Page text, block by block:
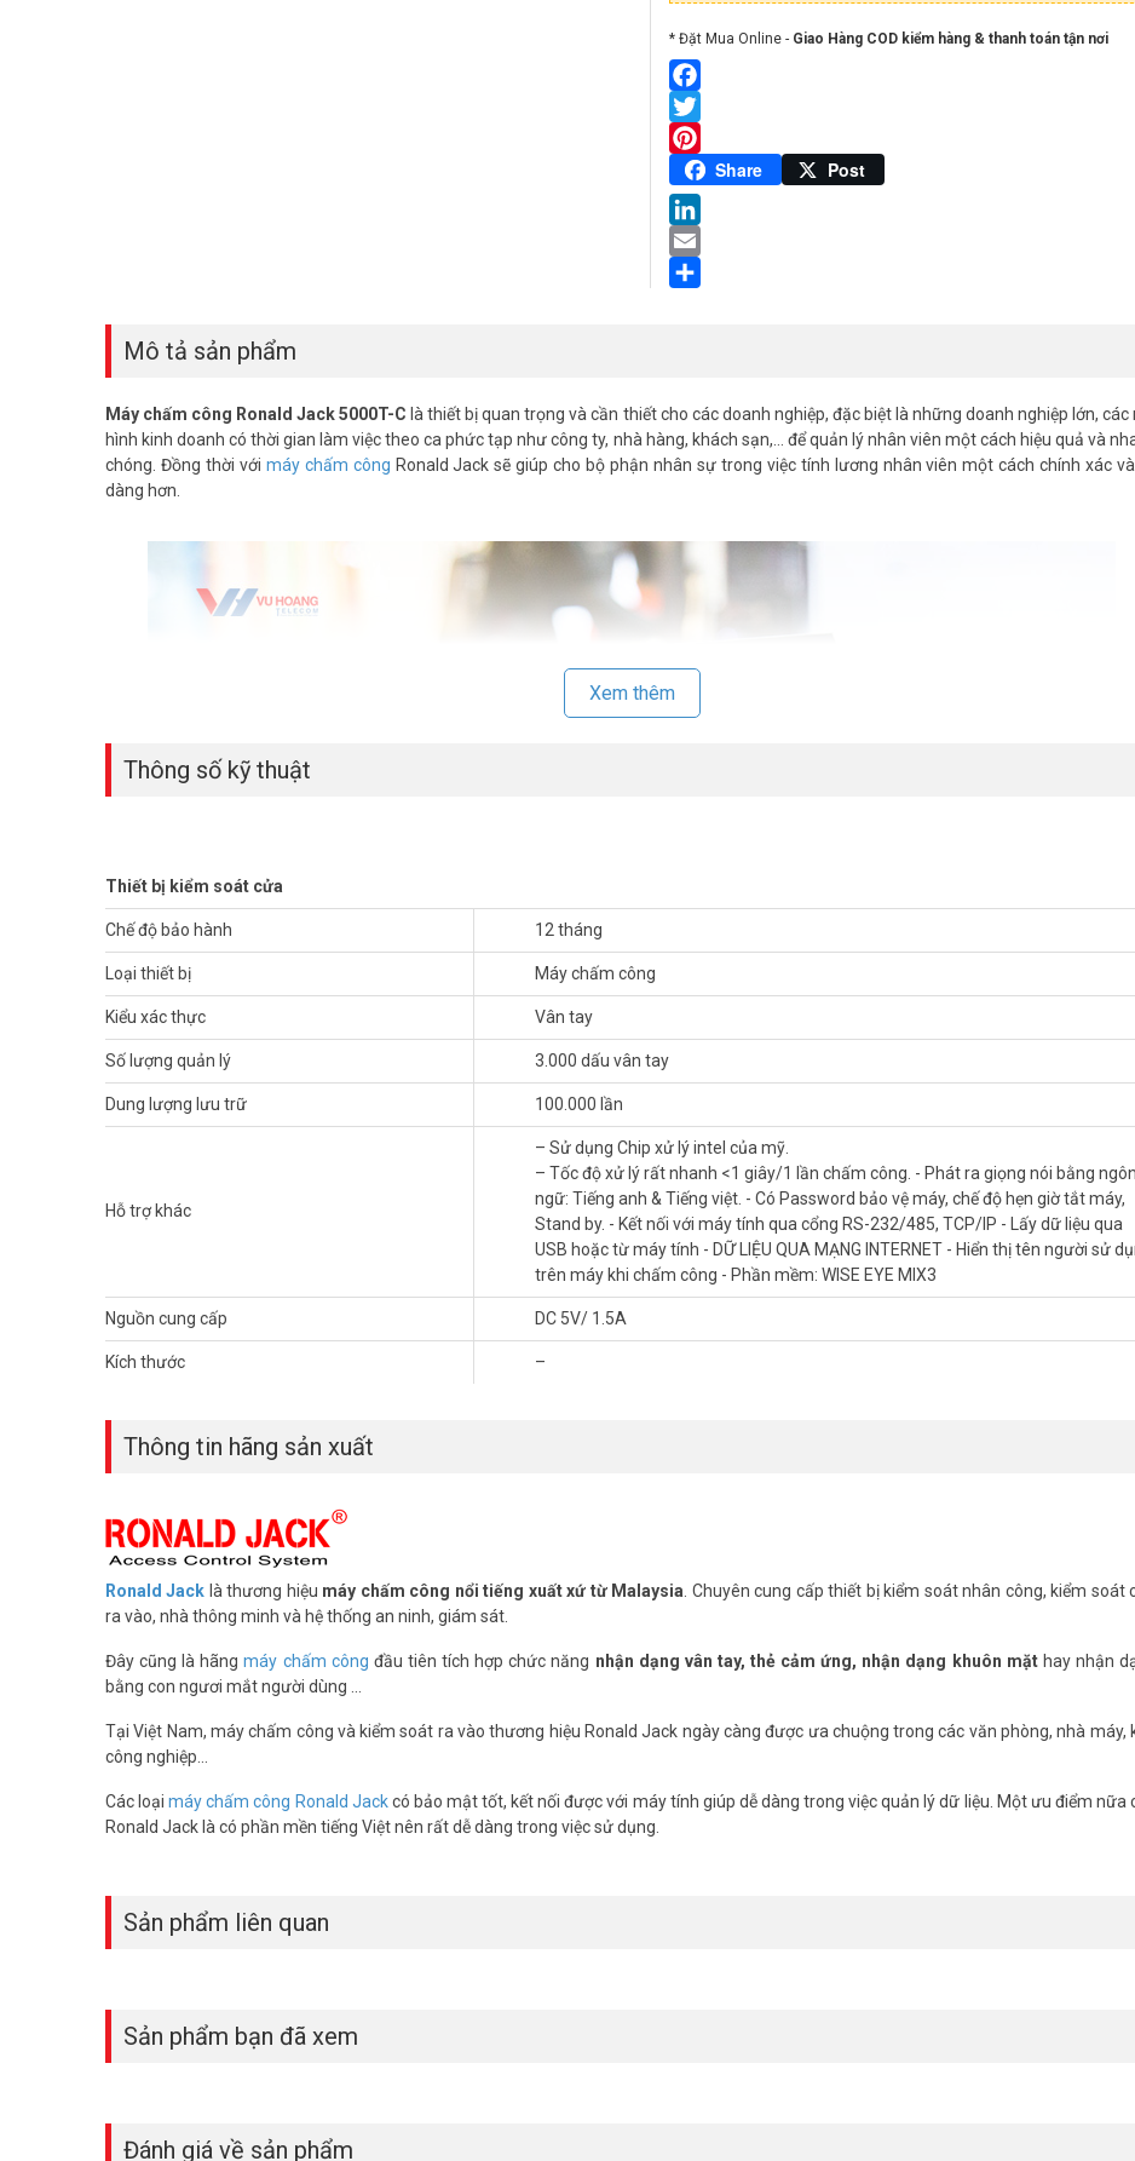
* Đặt Mua Online - Giao Hàng COD kiểm hàng & thanh toán tận nơi
Facebook
Twitter
Pinterest
Share Post
LinkedIn
Email
Mô tả sản phẩm
Máy chấm công Ronald Jack 5000T-C là thiết bị quan trọng và cần thiết cho các doanh nghiệp, đặc biệt là những doanh nghiệp lớn, các
hình kinh doanh có thời gian làm việc theo ca phức tạp như công ty, nhà hàng, khách sạn,… để quản lý nhân viên một cách hiệu quả và
chóng. Đồng thời với máy chấm công Ronald Jack sẽ giúp cho bộ phận nhân sự trong việc tính lương nhân viên một cách chính xác
dàng hơn.
Máy RONALD JACK 5000T-C hỗ trợ lưu trữ với dung lượng lên đến 100.000 IN/OUT, quản lý 3.000 vân tay và mật khẩu giúp chủ
nghiệp quản lý tốt được hết các nhân viên của mình. Đây là dòng sản phẩm rất phù hợp với các công ty nhỏ tại Việt Nam.Máy chấm
RONALD JACK 5000TID-C là sự lựa chọn hoàn hảo cho các doanh nghiệp.
Ưu điểm máy chấm công 5000T-C:
– Sử dụng vân tay là tiết kiệm chi phí đầu tư
– Bảo mật cao: không chấm công dùm được.
– Phần mềm quản lý nhân viên, số vân tay, giờ công, …. được xuất ra file excel để tính lương……
Xem thêm
Thông số kỹ thuật
Thiết bị kiểm soát cửa
Chế độ bảo hành 12 tháng
Loại thiết bị Máy chấm công
Kiểu xác thực Vân tay
Số lượng quản lý 3.000 dấu vân tay
Dung lượng lưu trữ 100.000 lần
Hỗ trợ khác
– Sử dụng Chip xử lý intel của mỹ.
– Tốc độ xử lý rất nhanh <1 giây/1 lần chấm công. - Phát ra giọng nói bằng ngôn
ngữ: Tiếng anh & Tiếng việt. - Có Password bảo vệ máy, chế độ hẹn giờ tắt máy,
Stand by. - Kết nối với máy tính qua cổng RS-232/485, TCP/IP - Lấy dữ liệu qua
USB hoặc từ máy tính - DỮ LIỆU QUA MẠNG INTERNET - Hiển thị tên người sử
trên máy khi chấm công - Phần mềm: WISE EYE MIX3
Nguồn cung cấp DC 5V/ 1.5A
Kích thước –
Thông tin hãng sản xuất
Ronald Jack là thương hiệu máy chấm công nổi tiếng xuất xứ từ Malaysia . Chuyên cung cấp thiết bị kiểm soát nhân công, kiểm soát
ra vào, nhà thông minh và hệ thống an ninh, giám sát.
Đây cũng là hãngmáy chấm công đầu tiên tích hợp chức năng nhận dạng vân tay, thẻ cảm ứng, nhận dạng khuôn mặt hay nhận
bằng con ngươi mắt người dùng ...
Tại Việt Nam, máy chấm công và kiểm soát ra vào thương hiệu Ronald Jack ngày càng được ưa chuộng trong các văn phòng, nhà máy,
công nghiệp...
Các loạimáy chấm công Ronald Jackcó bảo mật tốt, kết nối được với máy tính giúp dễ dàng trong việc quản lý dữ liệu. Một ưu điểm nữa
Ronald Jack là có phần mền tiếng Việt nên rất dễ dàng trong việc sử dụng.
Sản phẩm liên quan
Sản phẩm bạn đã xem
Đánh giá về sản phẩm